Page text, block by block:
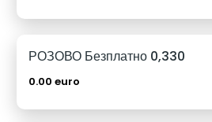
РОЗОВО Безплатно 0,330
0.00 euro